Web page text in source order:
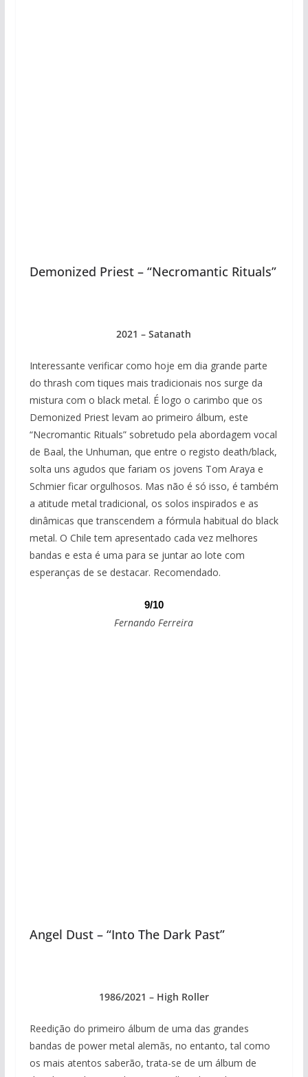
Demonized Priest – “Necromantic Rituals”
2021 – Satanath
Interessante verificar como hoje em dia grande parte
do thrash com tiques mais tradicionais nos surge da
mistura com o black metal. É logo o carimbo que os
Demonized Priest levam ao primeiro álbum, este
“Necromantic Rituals” sobretudo pela abordagem vocal
de Baal, the Unhuman, que entre o registo death/black,
solta uns agudos que fariam os jovens Tom Araya e
Schmier ficar orgulhosos. Mas não é só isso, é também
a atitude metal tradicional, os solos inspirados e as
dinâmicas que transcendem a fórmula habitual do black
metal. O Chile tem apresentado cada vez melhores
bandas e esta é uma para se juntar ao lote com
esperanças de se destacar. Recomendado.
9/10
Fernando Ferreira
Angel Dust – “Into The Dark Past”
1986/2021 – High Roller
Reedição do primeiro álbum de uma das grandes
bandas de power metal alemãs, no entanto, tal como
os mais atentos saberão, trata-se de um álbum de